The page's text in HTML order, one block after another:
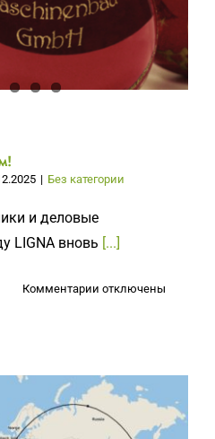
| Без категории
и деловые
LIGNA вновь [...]
Комментарии к
Годом!
отключены